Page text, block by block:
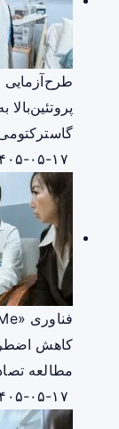
کاهش
مطالعه